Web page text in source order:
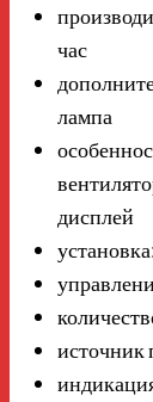
час
лампа
дисплей
источник